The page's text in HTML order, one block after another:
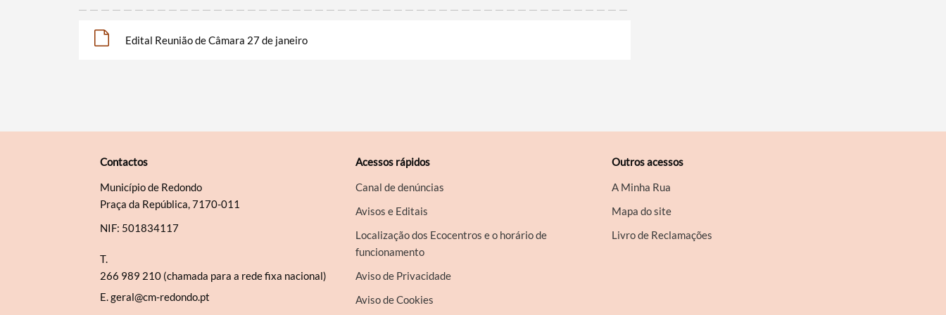
Edital Reunião de Câmara 27 de janeiro
Contactos
Município de Redondo
Praça da República, 7170-011
NIF: 501834117
T.
266 989 210 (chamada para a rede fixa nacional)
E.geral@cm-redondo.pt
Acessos rápidos
Canal de denúncias
Avisos e Editais
Localização dos Ecocentros e o horário de
funcionamento
Aviso de Privacidade
Aviso de Cookies
Outros acessos
A Minha Rua
Mapa do site
Livro de Reclamações